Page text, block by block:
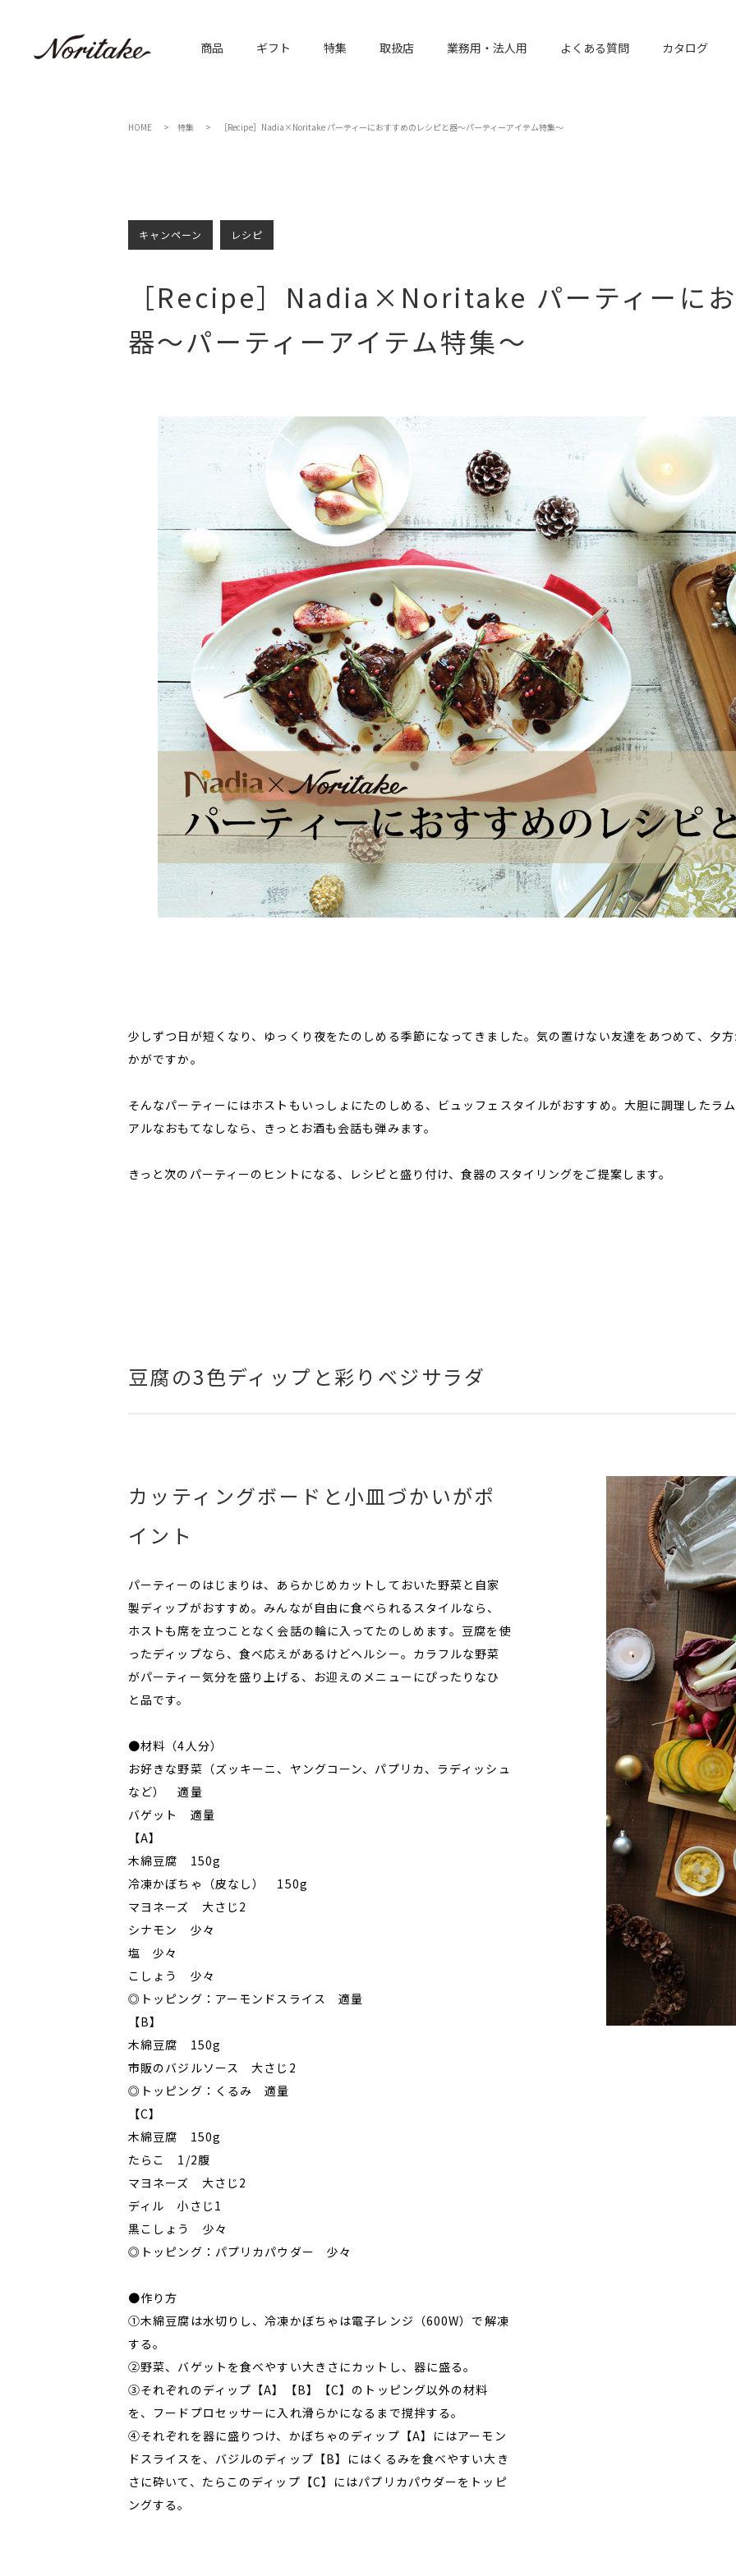
商品 ギフト 特集 取扱店 業務用・法人用 よくある質問 カタログ
HOME 特集 ［Recipe］Nadia×Noritake パーティーにおすすめのレシピと器～パーティーアイテム特集～
キャンペーン レシピ
［Recipe］Nadia×Noritake パーティーにお
器～パーティーアイテム特集～
少しずつ日が短くなり、ゆっくり夜をたのしめる季節になってきました。気の置けない友達をあつめて、夕
かがですか。
そんなパーティーにはホストもいっしょにたのしめる、ビュッフェスタイルがおすすめ。大胆に調理したラ
アルなおもてなしなら、きっとお酒も会話も弾みます。
きっと次のパーティーのヒントになる、レシピと盛り付け、食器のスタイリングをご提案します。
豆腐の3色ディップと彩りベジサラダ
カッティングボードと小皿づかいがポ
イント
パーティーのはじまりは、あらかじめカットしておいた野菜と自家
製ディップがおすすめ。みんなが自由に食べられるスタイルなら、
ホストも席を立つことなく会話の輪に入ってたのしめます。豆腐を使
ったディップなら、食べ応えがあるけどヘルシー。カラフルな野菜
がパーティー気分を盛り上げる、お迎えのメニューにぴったりなひ
と品です。
●材料（4人分）
お好きな野菜（ズッキーニ、ヤングコーン、パプリカ、ラディッシュ
など） 適量
バゲット 適量
【A】
木綿豆腐 150g
冷凍かぼちゃ（皮なし） 150g
マヨネーズ 大さじ2
シナモン 少々
塩 少々
こしょう 少々
◎トッピング：アーモンドスライス 適量
【B】
木綿豆腐 150g
市販のバジルソース 大さじ2
◎トッピング：くるみ 適量
【C】
木綿豆腐 150g
たらこ 1/2腹
マヨネーズ 大さじ2
ディル 小さじ1
黒こしょう 少々
◎トッピング：パプリカパウダー 少々
●作り方
①木綿豆腐は水切りし、冷凍かぼちゃは電子レンジ（600W）で解凍
する。
②野菜、バゲットを食べやすい大きさにカットし、器に盛る。
③それぞれのディップ【A】【B】【C】のトッピング以外の材料
を、フードプロセッサーに入れ滑らかになるまで撹拌する。
④それぞれを器に盛りつけ、かぼちゃのディップ【A】にはアーモン
ドスライスを、バジルのディップ【B】にはくるみを食べやすい大き
さに砕いて、たらこのディップ【C】にはパプリカパウダーをトッピ
ングする。